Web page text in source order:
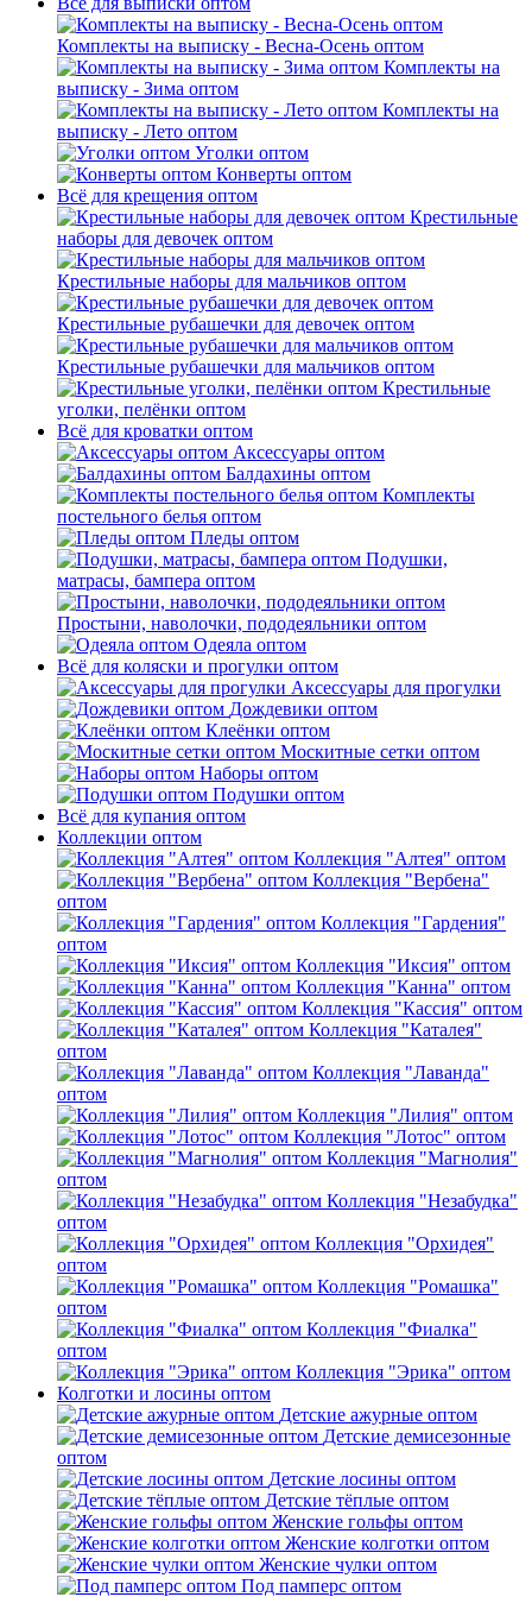
Комплекты на выписку - Весна-Осень оптом
Комплекты на
выписку - Зима оптом
Комплекты на
выписку - Лето оптом
Уголки оптом
Конверты оптом
Всё для крещения оптом
Крестильные
наборы для девочек оптом
Крестильные наборы для мальчиков оптом
Крестильные рубашечки для девочек оптом
Крестильные рубашечки для мальчиков оптом
Крестильные
уголки, пелёнки оптом
Всё для кроватки оптом
Аксессуары оптом
Балдахины оптом
Комплекты
постельного белья оптом
Пледы оптом
Подушки,
матрасы, бампера оптом
Простыни, наволочки, пододеяльники оптом
Одеяла оптом
Всё для коляски и прогулки оптом
Аксессуары для прогулки
Дождевики оптом
Клеёнки оптом
Москитные сетки оптом
Наборы оптом
Подушки оптом
Всё для купания оптом
Коллекции оптом
Коллекция "Алтея" оптом
Коллекция "Вербена"
оптом
Коллекция "Гардения"
оптом
Коллекция "Иксия" оптом
Коллекция "Канна" оптом
Коллекция "Кассия" оптом
Коллекция "Каталея"
оптом
Коллекция "Лаванда"
оптом
Коллекция "Лилия" оптом
Коллекция "Лотос" оптом
Коллекция "Магнолия"
оптом
Коллекция "Незабудка"
оптом
Коллекция "Орхидея"
оптом
Коллекция "Ромашка"
оптом
Коллекция "Фиалка"
оптом
Коллекция "Эрика" оптом
Колготки и лосины оптом
Детские ажурные оптом
Детские демисезонные
оптом
Детские лосины оптом
Детские тёплые оптом
Женские гольфы оптом
Женские колготки оптом
Женские чулки оптом
Под памперс оптом